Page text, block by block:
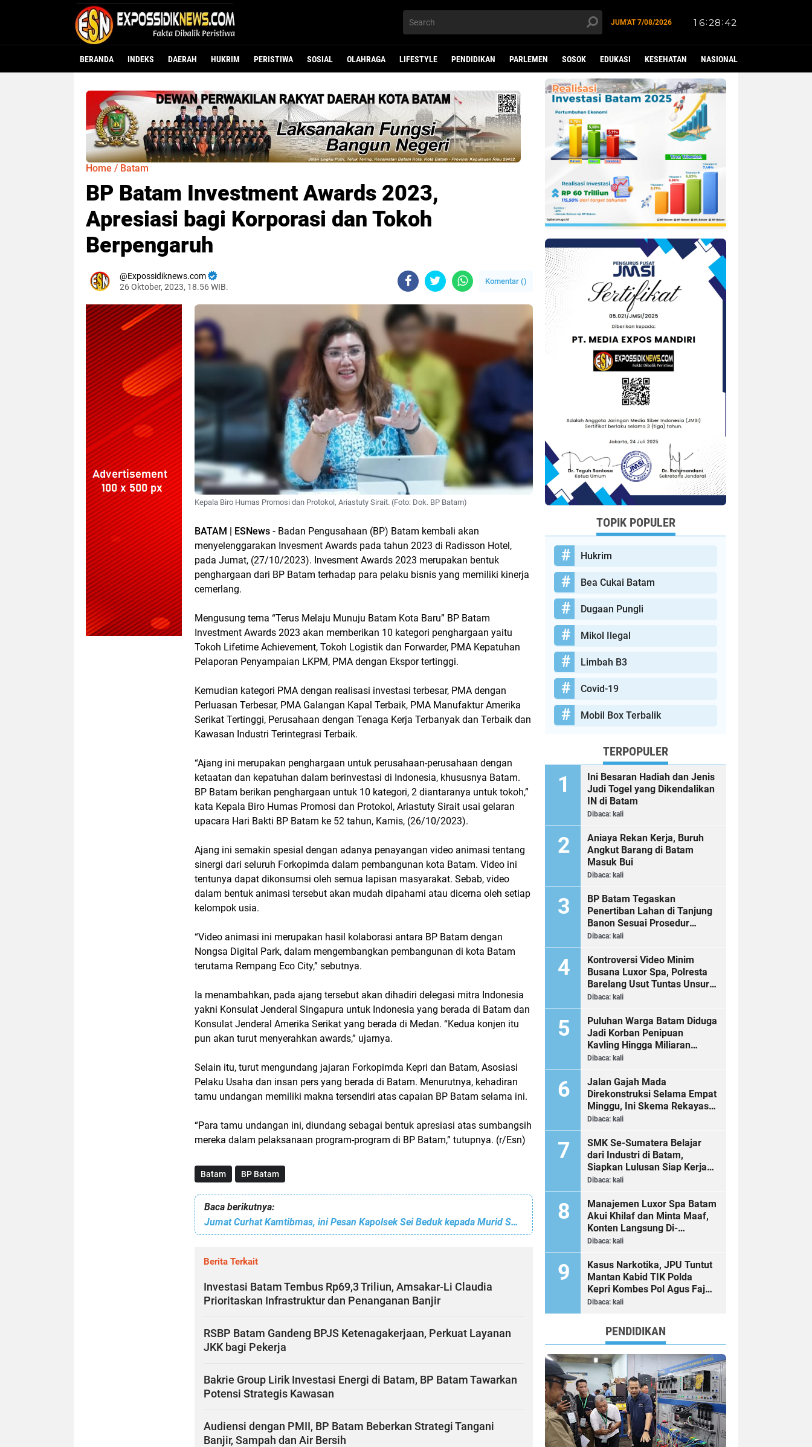
JUM'AT7/08/2026
BERANDA INDEKS DAERAH HUKRIM PERISTIWA SOSIAL OLAHRAGA LIFESTYLE PENDIDIKAN PARLEMEN SOSOK EDUKASI KESEHATAN NASIONAL
Home / Batam
BP Batam Investment Awards 2023,
Apresiasi bagi Korporasi dan Tokoh
Berpengaruh
Expossidiknews.com
26 Oktober, 2023, 18.56 WIB.
Komentar ()
Kepala Biro Humas Promosi dan Protokol, Ariastuty Sirait. (Foto: Dok. BP Batam)
BATAM | ESNews - Badan Pengusahaan (BP) Batam kembali akan
menyelenggarakan Invesment Awards pada tahun 2023 di Radisson Hotel,
pada Jumat, (27/10/2023). Invesment Awards 2023 merupakan bentuk
penghargaan dari BP Batam terhadap para pelaku bisnis yang memiliki kinerja
cemerlang.
Mengusung tema “Terus Melaju Munuju Batam Kota Baru” BP Batam
Investment Awards 2023 akan memberikan 10 kategori penghargaan yaitu
Tokoh Lifetime Achievement, Tokoh Logistik dan Forwarder, PMA Kepatuhan
Pelaporan Penyampaian LKPM, PMA dengan Ekspor tertinggi.
Kemudian kategori PMA dengan realisasi investasi terbesar, PMA dengan
Perluasan Terbesar, PMA Galangan Kapal Terbaik, PMA Manufaktur Amerika
Serikat Tertinggi, Perusahaan dengan Tenaga Kerja Terbanyak dan Terbaik dan
Kawasan Industri Terintegrasi Terbaik.
“Ajang ini merupakan penghargaan untuk perusahaan-perusahaan dengan
ketaatan dan kepatuhan dalam berinvestasi di Indonesia, khususnya Batam.
BP Batam berikan penghargaan untuk 10 kategori, 2 diantaranya untuk tokoh,”
kata Kepala Biro Humas Promosi dan Protokol, Ariastuty Sirait usai gelaran
upacara Hari Bakti BP Batam ke 52 tahun, Kamis, (26/10/2023).
Ajang ini semakin spesial dengan adanya penayangan video animasi tentang
sinergi dari seluruh Forkopimda dalam pembangunan kota Batam. Video ini
tentunya dapat dikonsumsi oleh semua lapisan masyarakat. Sebab, video
dalam bentuk animasi tersebut akan mudah dipahami atau dicerna oleh setiap
kelompok usia.
“Video animasi ini merupakan hasil kolaborasi antara BP Batam dengan
Nongsa Digital Park, dalam mengembangkan pembangunan di kota Batam
terutama Rempang Eco City,” sebutnya.
Ia menambahkan, pada ajang tersebut akan dihadiri delegasi mitra Indonesia
yakni Konsulat Jenderal Singapura untuk Indonesia yang berada di Batam dan
Konsulat Jenderal Amerika Serikat yang berada di Medan. “Kedua konjen itu
pun akan turut menyerahkan awards,” ujarnya.
Selain itu, turut mengundang jajaran Forkopimda Kepri dan Batam, Asosiasi
Pelaku Usaha dan insan pers yang berada di Batam. Menurutnya, kehadiran
tamu undangan memiliki makna tersendiri atas capaian BP Batam selama ini.
“Para tamu undangan ini, diundang sebagai bentuk apresiasi atas sumbangsih
mereka dalam pelaksanaan program-program di BP Batam,” tutupnya. (r/Esn)
Batam BP Batam
Baca berikutnya:
Jumat Curhat Kamtibmas, ini Pesan Kapolsek Sei Beduk kepada Murid SMKN 3 Batam
Berita Terkait
Investasi Batam Tembus Rp69,3 Triliun, Amsakar-Li Claudia
Prioritaskan Infrastruktur dan Penanganan Banjir
RSBP Batam Gandeng BPJS Ketenagakerjaan, Perkuat Layanan
JKK bagi Pekerja
Bakrie Group Lirik Investasi Energi di Batam, BP Batam Tawarkan
Potensi Strategis Kawasan
Audiensi dengan PMII, BP Batam Beberkan Strategi Tangani
Banjir, Sampah dan Air Bersih
TOPIK POPULER
Hukrim
Bea Cukai Batam
Dugaan Pungli
Mikol Ilegal
Limbah B3
Covid-19
Mobil Box Terbalik
TERPOPULER
Ini Besaran Hadiah dan Jenis
Judi Togel yang Dikendalikan
IN di Batam
Dibaca: kali
Aniaya Rekan Kerja, Buruh
Angkut Barang di Batam
Masuk Bui
Dibaca: kali
BP Batam Tegaskan
Penertiban Lahan di Tanjung
Banon Sesuai Prosedur
Hukum
Dibaca: kali
Kontroversi Video Minim
Busana Luxor Spa, Polresta
Barelang Usut Tuntas Unsur
Pelanggaran Hukum
Dibaca: kali
Puluhan Warga Batam Diduga
Jadi Korban Penipuan
Kavling Hingga Miliaran
Rupiah, Laporan ke Polda
Dibaca: kali
Jalan Gajah Mada
Direkonstruksi Selama Empat
Minggu, Ini Skema Rekayasa
Lalu Lintasnya
Dibaca: kali
SMK Se-Sumatera Belajar
dari Industri di Batam,
Siapkan Lulusan Siap Kerja
Era Digital
Dibaca: kali
Manajemen Luxor Spa Batam
Akui Khilaf dan Minta Maaf,
Konten Langsung Di-
Takedown
Dibaca: kali
Kasus Narkotika, JPU Tuntut
Mantan Kabid TIK Polda
Kepri Kombes Pol Agus Fajar
Sutrisno 2 Tahun 6 Bulan
Dibaca: kali
PENDIDIKAN